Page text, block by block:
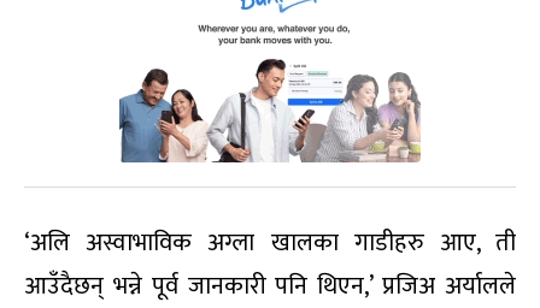
‘अलि अस्वाभाविक अग्ला खालका गाडीहरु आए, ती
आउँदैछन् भन्ने पूर्व जानकारी पनि थिएन,’ प्रजिअ अर्यालले